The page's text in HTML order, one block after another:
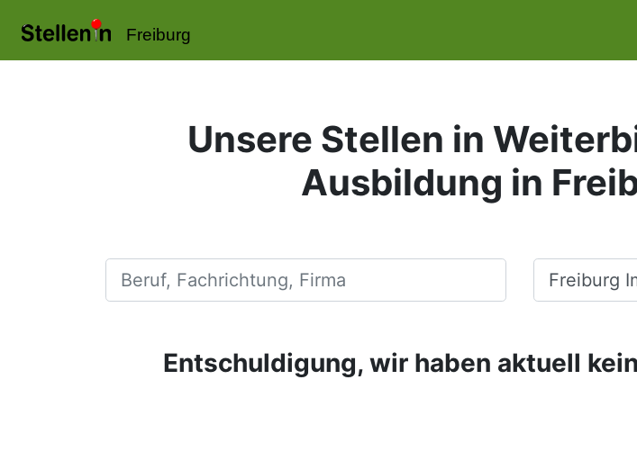
Freiburg
Unsere Stellen in
Ausbildung in
Beruf, Fachrichtung, Firma Ort, Stadt
Entschuldigung, wir haben aktuell